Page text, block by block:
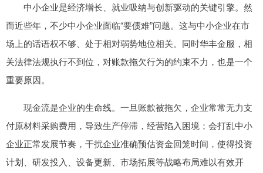
中小企业是经济增长、就业吸纳与创新驱动的关键引擎。然
而近些年，不少中小企业面临“要债难”问题。这与中小企业在市
场上的话语权不够、处于相对弱势地位相关。同时华丰金服，相
关法律法规执行不到位，对账款拖欠行为的约束不力，也是一个
重要原因。
现金流是企业的生命线。一旦账款被拖欠，企业常常无力支
付原材料采购费用，导致生产停滞，经营陷入困境；会打乱中小
企业正常发展节奏，干扰企业准确预估资金回笼时间，使得投资
计划、研发投入、设备更新、市场拓展等战略布局难以有效开